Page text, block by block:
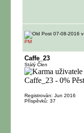
07-08-2016 v
PM
Caffe_23
Stálý Člen
Registrován: Jun 2016
Příspěvků: 37